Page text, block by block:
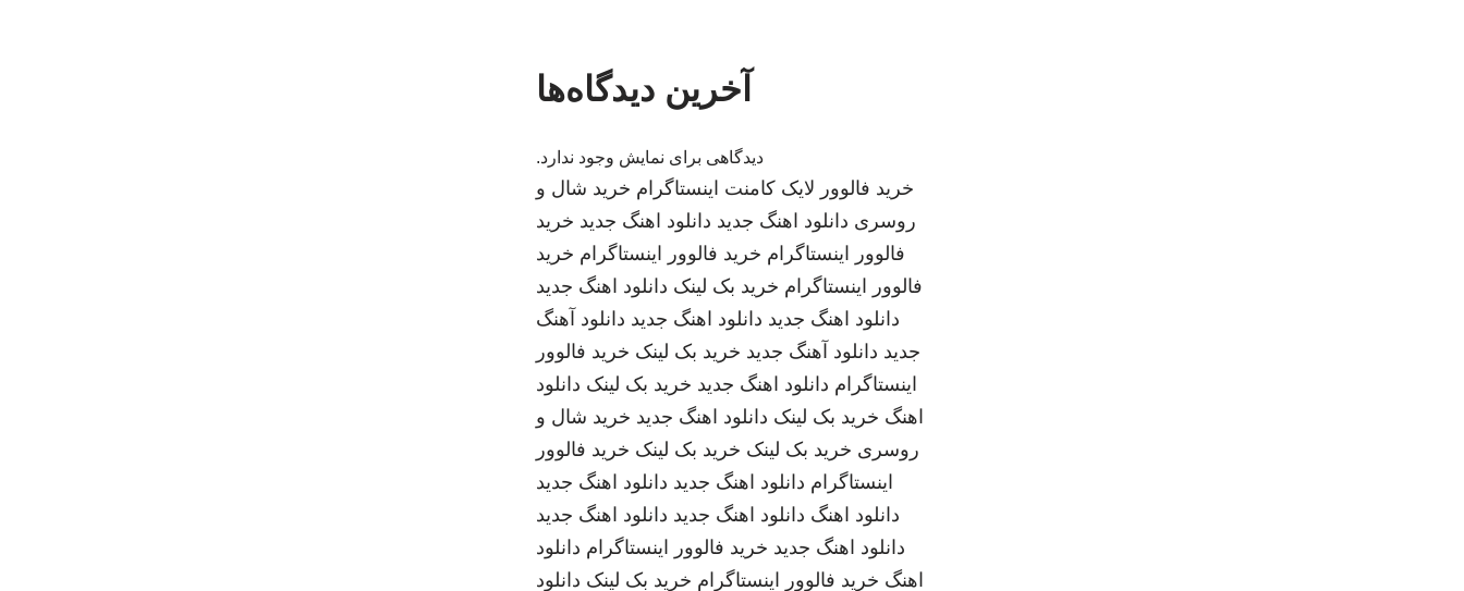
آخرین دیدگاه‌ها
دیدگاهی برای نمایش وجود ندارد.
خرید فالوور لایک کامنت اینستاگرام خرید شال و
روسری دانلود اهنگ جدید دانلود اهنگ جدید خرید
فالوور اینستاگرام خرید فالوور اینستاگرام خرید
فالوور اینستاگرام خرید بک لینک دانلود اهنگ جدید
دانلود اهنگ جدید دانلود اهنگ جدید دانلود آهنگ
جدید دانلود آهنگ جدید خرید بک لینک خرید فالوور
اینستاگرام دانلود اهنگ جدید خرید بک لینک دانلود
اهنگ خرید بک لینک دانلود اهنگ جدید خرید شال و
روسری خرید بک لینک خرید بک لینک خرید فالوور
اینستاگرام دانلود اهنگ جدید دانلود اهنگ جدید
دانلود اهنگ دانلود اهنگ جدید دانلود اهنگ جدید
دانلود اهنگ جدید خرید فالوور اینستاگرام دانلود
اهنگ خرید فالوور اینستاگرام خرید بک لینک دانلود